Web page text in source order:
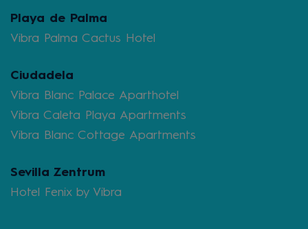
Playa de Palma
Vibra Palma Cactus Hotel
Ciudadela
Vibra Blanc Palace Aparthotel
Vibra Caleta Playa Apartments
Vibra Blanc Cottage Apartments
Sevilla Zentrum
Hotel Fenix by Vibra